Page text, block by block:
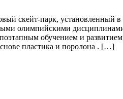
скейт-парк, установленный
олимпийскими
обучением и
пластика и поролона . […]